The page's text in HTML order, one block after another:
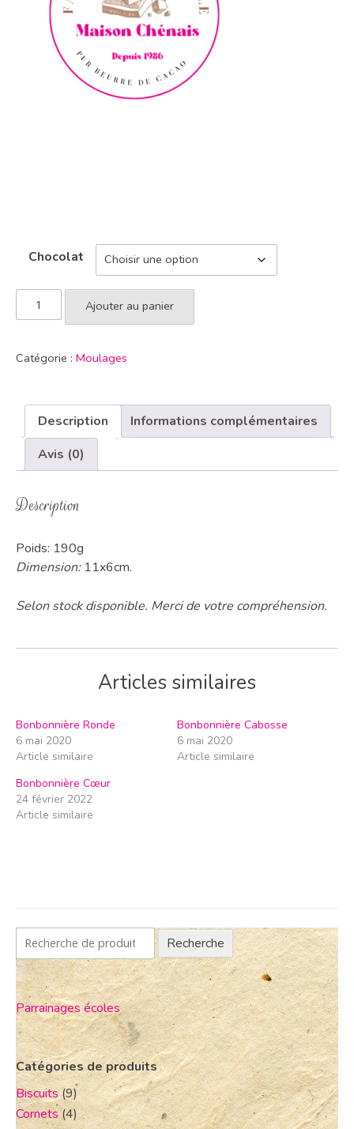
Chocolat
Ajouter au panier
Catégorie : Moulages
Description
Informations complémentaires
Avis (0)
Description
Poids: 190g
Dimension: 11x6cm.
Selon stock disponible. Merci de votre compréhension.
Articles similaires
Bonbonnière Ronde
6 mai 2020
Article similaire
Bonbonnière Cabosse
6 mai 2020
Article similaire
Bonbonnière Cœur
24 février 2022
Article similaire
Recherche
Parrainages écoles
Catégories de produits
Biscuits(9)
Cornets(4)